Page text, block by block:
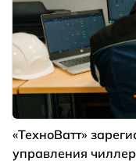
«ТехноВатт»
управления